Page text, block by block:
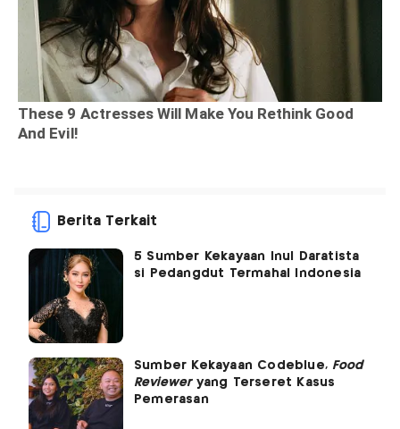
Berita Terkait
5 Sumber Kekayaan Inul Daratista
si Pedangdut Termahal Indonesia
Sumber Kekayaan Codeblue, Food
Revieweryang Terseret Kasus
Pemerasan